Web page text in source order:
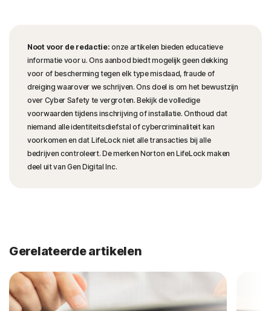
Noot voor de redactie:onze artikelen bieden educatieve
informatie voor u. Ons aanbod biedt mogelijk geen dekking
voor of bescherming tegen elk type misdaad, fraude of
dreiging waarover we schrijven. Ons doel is om het bewustzijn
over Cyber Safety te vergroten. Bekijk de volledige
voorwaarden tijdens inschrijving of installatie. Onthoud dat
niemand alle identiteitsdiefstal of cybercriminaliteit kan
voorkomen en dat LifeLock niet alle transacties bij alle
bedrijven controleert. De merken Norton en LifeLock maken
deel uit van Gen Digital Inc.
Gerelateerde artikelen